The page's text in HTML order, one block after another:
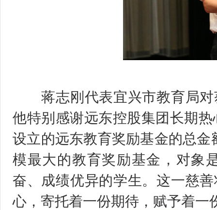
蒋志刚代表宜兴市教育局对
他特别感谢远东控股集团长期
设立的远东教育奖励基金的总
模最大的教育奖励基金，对象
奋、成绩优异的学生。这一慈
心，寄托着一份期待，赋予着一